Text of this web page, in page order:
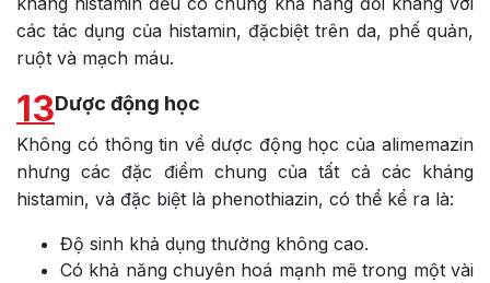
các tác dụng của histamin, đặcbiệt trên da, phế quản,
ruột và mạch máu.
13Dược động học
Không có thông tin về dược động học của alimemazin
nhưng các đặc điểm chung của tất cả các kháng
histamin, và đặc biệt là phenothiazin, có thể kể ra là:
Độ sinh khả dụng thường không cao.
Có khả năng chuyên hoá mạnh mẽ trong một vài